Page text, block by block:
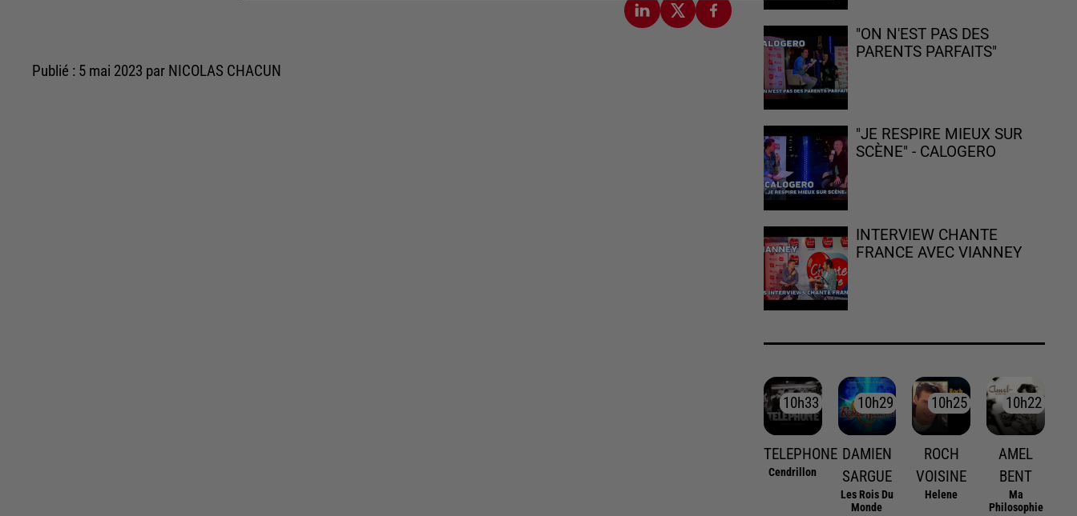
Publié : 5 mai 2023 par NICOLAS CHACUN
"ON N'EST PAS DES
PARENTS PARFAITS"
"JE RESPIRE MIEUX SUR
SCÈNE" - CALOGERO
INTERVIEW CHANTE
FRANCE AVEC VIANNEY
10h33
10h33
TELEPHONE
Cendrillon
10h29
10h29
DAMIEN
SARGUE
Les Rois Du
Monde
10h25
10h25
ROCH
VOISINE
Helene
10h22
10h22
AMEL
BENT
Ma
Philosophie